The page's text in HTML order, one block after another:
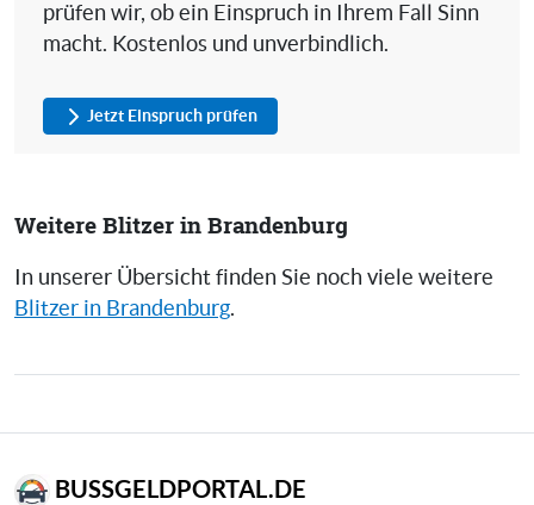
prüfen wir, ob ein Einspruch in Ihrem Fall Sinn
macht. Kostenlos und unverbindlich.
Jetzt Einspruch prüfen
Weitere Blitzer in Brandenburg
In unserer Übersicht finden Sie noch viele weitere
Blitzer in Brandenburg.
BUSSGELDPORTAL.DE